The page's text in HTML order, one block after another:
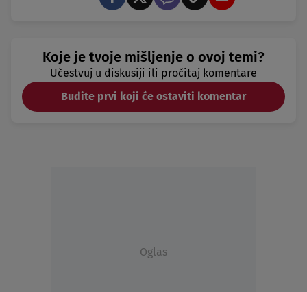
Koje je tvoje mišljenje o ovoj temi?
Učestvuj u diskusiji ili pročitaj komentare
Budite prvi koji će ostaviti komentar
Oglas